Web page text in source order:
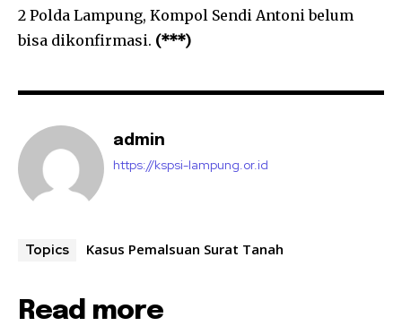
2 Polda Lampung, Kompol Sendi Antoni belum
bisa dikonfirmasi. (***)
admin
https://kspsi-lampung.or.id
Topics Kasus Pemalsuan Surat Tanah
Read more